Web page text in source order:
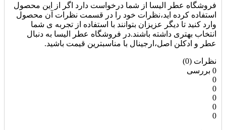
فروشگاه عطر الیسا از شما درخواست دارد اگر از این محصول
استفاده کرده اید،نظرات خود را در قسمت نظرات آن محصول
وارد کنید تا دیگر عزیزان بتوانند با استفاده از تجربه ی شما
انتخاب بهتری داشته باشند.در فروشگاه عطر الیسا به دنبال
عطر و ادکلن اصل،ارجینال با مناسبترین قیمت باشید.
نظرات (0)
0 بررسی
0
0
0
0
0